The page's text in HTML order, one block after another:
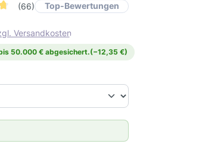
(66) Top-Bewertungen
Versandkosten
50.000 € abgesichert.(−12,35 €)